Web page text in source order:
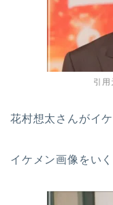
引
花村想太さんがイ
イケメン画像をい